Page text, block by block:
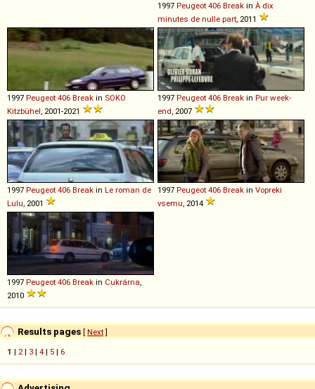
1997 Peugeot 406 Break in À dix
minutes de nulle part, 2011
1997 Peugeot 406 Break in SOKO
Kitzbühel, 2001-2021
1997 Peugeot 406 Break in Pur week-
end, 2007
1997 Peugeot 406 Break in Le roman de
Lulu, 2001
1997 Peugeot 406 Break in Vopreki
vsemu, 2014
1997 Peugeot 406 Break in Cukrárna,
2010
Results pages [ Next]
1 | 2| 3 | 4 | 5 | 6